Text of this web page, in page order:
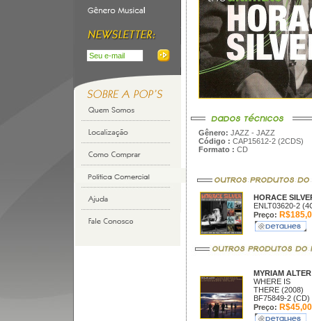
Gênero: JAZZ - JAZZ
Código : CAP15612-2 (2CDS)
Formato : CD
HORACE
ENLT03620-2
Preço:
MYRIAM
WHERE IS
THERE (2008)
BF75849-2 (CD)
Preço: R$45,00